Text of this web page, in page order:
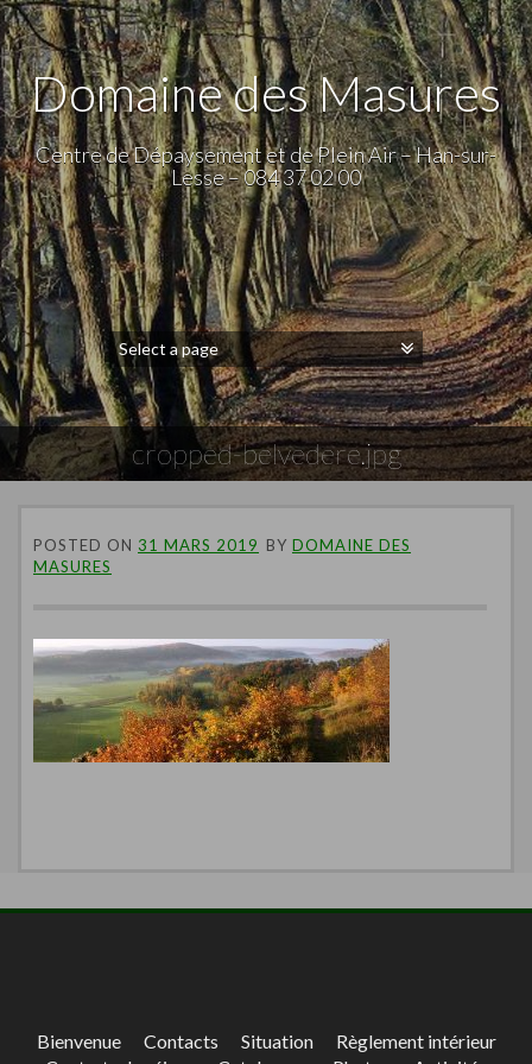
Domaine des Masures
Centre de Dépaysement et de Plein Air – Han-sur-
Lesse – 084 37 02 00
cropped-belvedere.jpg
POSTED ON 31 MARS 2019 BY DOMAINE DES
MASURES
Bienvenue Contacts Situation
Règlement intérieur